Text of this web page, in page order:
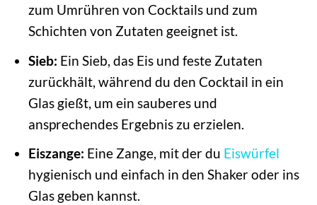
zum Umrühren von Cocktails und zum
Schichten von Zutaten geeignet ist.
Sieb: Ein Sieb, das Eis und feste Zutaten
zurückhält, während du den Cocktail in ein
Glas gießt, um ein sauberes und
ansprechendes Ergebnis zu erzielen.
Eiszange: Eine Zange, mit der du Eiswürfel
hygienisch und einfach in den Shaker oder ins
Glas geben kannst.